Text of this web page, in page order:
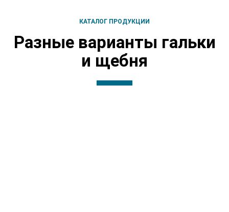
КАТАЛОГ ПРОДУКЦИИ
Разные варианты гальки
и щебня